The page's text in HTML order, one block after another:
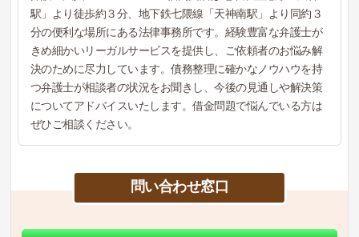
駅」より徒歩約３分、地下鉄七隈線「天神南駅」より同約３
分の便利な場所にある法律事務所です。経験豊富な弁護士が
きめ細かいリーガルサービスを提供し、ご依頼者のお悩み解
決のために尽力しています。債務整理に確かなノウハウを持
つ弁護士が相談者の状況をお聞きし、今後の見通しや解決策
についてアドバイスいたします。借金問題で悩んでいる方は
ぜひご相談ください。
問い合わせ窓口